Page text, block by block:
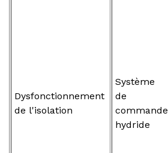
Dysfonctionnement
de l'isolation
Système
de
commande
hydride